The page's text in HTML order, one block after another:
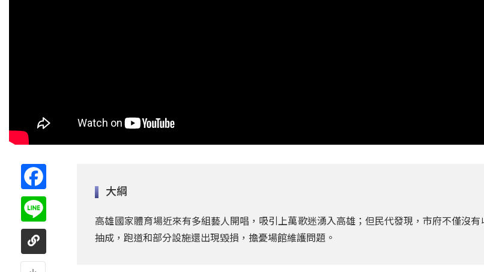
大綱
高雄國家體育場近來有多組藝人開唱，吸引上萬歌迷湧入高雄；但民代發現，市府不僅沒
抽成，跑道和部分設施還出現毀損，擔憂場館維護問題。